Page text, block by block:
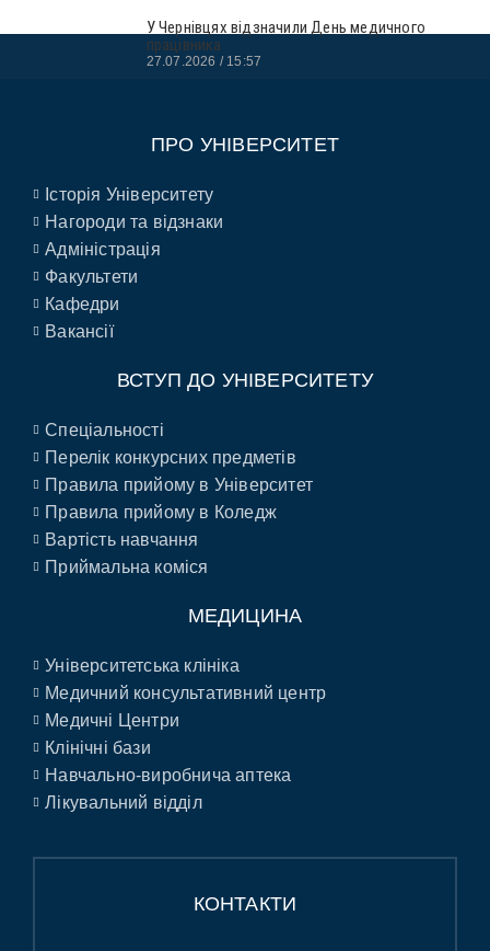
У Чернівцях відзначили День медичного
працівника
27.07.2026 15:57
ПРО УНІВЕРСИТЕТ
Історія Університету
Нагороди та відзнаки
Адміністрація
Факультети
Кафедри
Вакансії
ВСТУП ДО УНІВЕРСИТЕТУ
Спеціальності
Перелік конкурсних предметів
Правила прийому в Університет
Правила прийому в Коледж
Вартість навчання
Приймальна коміся
МЕДИЦИНА
Університетська клініка
Медичний консультативний центр
Медичні Центри
Клінічні бази
Навчально-виробнича аптека
Лікувальний відділ
КОНТАКТИ